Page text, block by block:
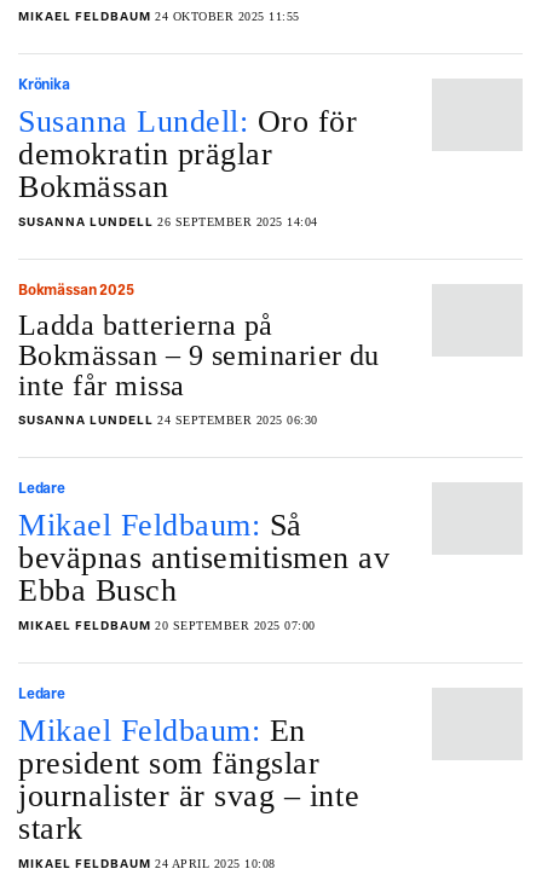
MIKAEL FELDBAUM 24 OKTOBER 2025 11:55
Krönika
Susanna Lundell: Oro för
demokratin präglar
Bokmässan
SUSANNA LUNDELL 26 SEPTEMBER 2025 14:04
Bokmässan 2025
Ladda batterierna på
Bokmässan – 9 seminarier du
inte får missa
SUSANNA LUNDELL 24 SEPTEMBER 2025 06:30
Ledare
Mikael Feldbaum: Så
beväpnas antisemitismen av
Ebba Busch
MIKAEL FELDBAUM 20 SEPTEMBER 2025 07:00
Ledare
Mikael Feldbaum: En
president som fängslar
journalister är svag – inte
stark
MIKAEL FELDBAUM 24 APRIL 2025 10:08